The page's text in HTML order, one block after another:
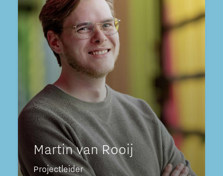
Martin van Rooij
Projectleider